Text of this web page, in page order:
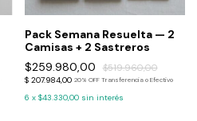
Pack Semana Resuelta — 2
Camisas + 2 Sastreros
$259.980,00
$519.960,00
$ 207.984,00 20% OFF Transferencia o Efectivo
6 x $43.330,00 sin interés